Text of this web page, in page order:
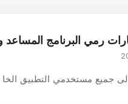
رمي البرنامج المساعد
جميع مستخدمي التطبيق الخا